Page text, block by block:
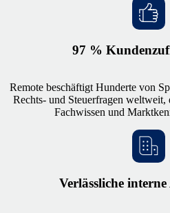
97 %
Remote beschäftigt Hunderte von
Rechts- und Steuerfragen weltweit,
Fachwissen und
Verlässliche